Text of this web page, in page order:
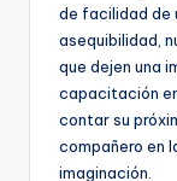
de facilidad de
asequibilidad,
que dejen una
capacitación
contar su
compañero en
imaginación.